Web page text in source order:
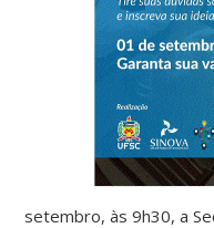
setembro, às 9h30, a